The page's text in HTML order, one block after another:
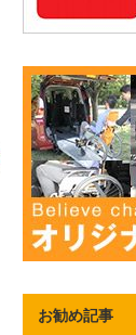
お勧め記事